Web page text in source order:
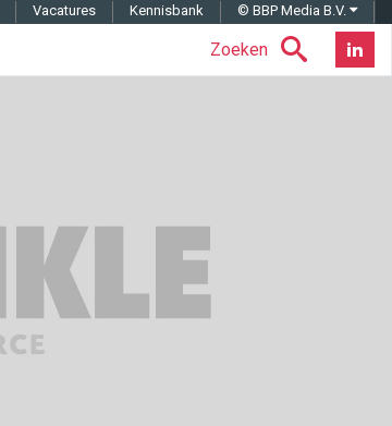
Zoeken
Vacatures Kennisbank © BBP Media B.V.